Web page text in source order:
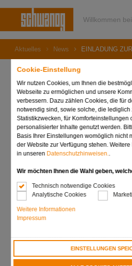
Cookie-Einstellung
Wir nutzen Cookies, um Ihnen die
Webseite zu ermöglichen und unsere
verbessern. Dazu zählen Cookies, die für
notwendig sind, sowie solche, die lediglich
Statistikzwecken, für Komforteinstellungen
personalisierter Inhalte genutzt werden.
Basis Ihrer Einstellungen womöglich nicht
der Website zur Verfügung stehen.
in unseren Datenschutzhinweisen.
Wir möchten Ihnen die Wahl geben,
Technisch notwendige Cookies
Analytische Cookies
Weitere Informationen
Impressum
EINSTELLUNGEN
Willkommen
Aktuelles News EINLADUNG
17. Februar 2022
EINLADUNG
SIMODEC